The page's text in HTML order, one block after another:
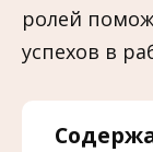
ролей
успехов в